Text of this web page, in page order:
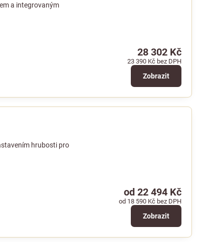
a integrovaným
28 302 Kč
23 390 Kč bez DPH
Zobrazit
hrubosti pro
od 22 494 Kč
od 18 590 Kč bez DPH
Zobrazit